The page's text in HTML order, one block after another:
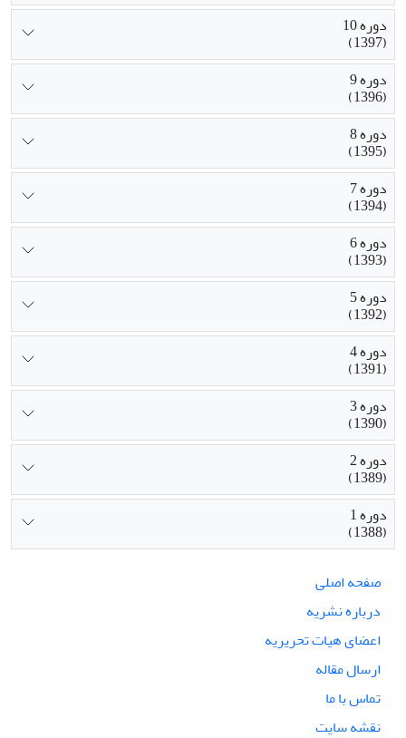
دوره 10
(1397)
دوره 9
(1396)
دوره 8
(1395)
دوره 7
(1394)
دوره 6
(1393)
دوره 5
(1392)
دوره 4
(1391)
دوره 3
(1390)
دوره 2
(1389)
دوره 1
(1388)
صفحه اصلی
درباره نشریه
اعضای هیات تحریریه
ارسال مقاله
تماس با ما
نقشه سایت